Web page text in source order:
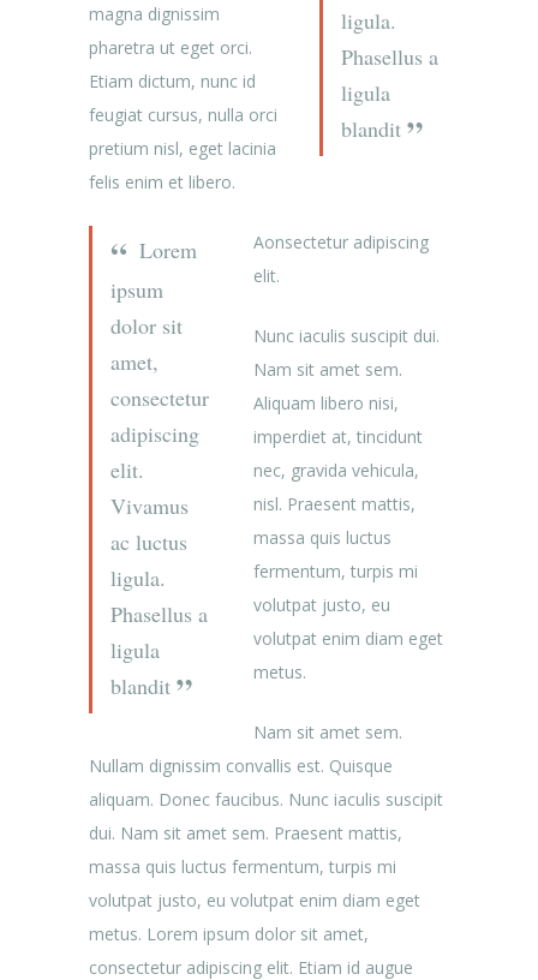
ligula.
Phasellus a
ligula
blandit
magna dignissim
pharetra ut eget orci.
Etiam dictum, nunc id
feugiat cursus, nulla orci
pretium nisl, eget lacinia
felis enim et libero.
Lorem
ipsum
dolor sit
amet,
consectetur
adipiscing
elit.
Vivamus
ac luctus
ligula.
Phasellus a
ligula
blandit
Aonsectetur adipiscing
elit.
Nunc iaculis suscipit dui.
Nam sit amet sem.
Aliquam libero nisi,
imperdiet at, tincidunt
nec, gravida vehicula,
nisl. Praesent mattis,
massa quis luctus
fermentum, turpis mi
volutpat justo, eu
volutpat enim diam eget
metus.
Nam sit amet sem.
Nullam dignissim convallis est. Quisque
aliquam. Donec faucibus. Nunc iaculis suscipit
dui. Nam sit amet sem. Praesent mattis,
massa quis luctus fermentum, turpis mi
volutpat justo, eu volutpat enim diam eget
metus. Lorem ipsum dolor sit amet,
consectetur adipiscing elit. Etiam id augue